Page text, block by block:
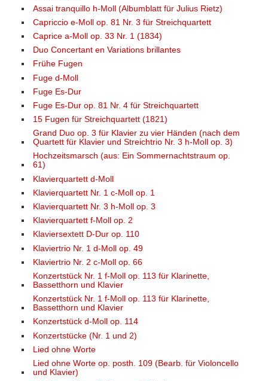
Assai tranquillo h-Moll (Albumblatt für Julius Rietz)
Capriccio e-Moll op. 81 Nr. 3 für Streichquartett
Caprice a-Moll op. 33 Nr. 1 (1834)
Duo Concertant en Variations brillantes
Frühe Fugen
Fuge d-Moll
Fuge Es-Dur
Fuge Es-Dur op. 81 Nr. 4 für Streichquartett
15 Fugen für Streichquartett (1821)
Grand Duo op. 3 für Klavier zu vier Händen (nach dem
Quartett für Klavier und Streichtrio Nr. 3 h-Moll op. 3)
Hochzeitsmarsch (aus: Ein Sommernachtstraum op.
61)
Klavierquartett d-Moll
Klavierquartett Nr. 1 c-Moll op. 1
Klavierquartett Nr. 3 h-Moll op. 3
Klavierquartett f-Moll op. 2
Klaviersextett D-Dur op. 110
Klaviertrio Nr. 1 d-Moll op. 49
Klaviertrio Nr. 2 c-Moll op. 66
Konzertstück Nr. 1 f-Moll op. 113 für Klarinette,
Bassetthorn und Klavier
Konzertstück Nr. 1 f-Moll op. 113 für Klarinette,
Bassetthorn und Klavier
Konzertstück d-Moll op. 114
Konzertstücke (Nr. 1 und 2)
Lied ohne Worte
Lied ohne Worte op. posth. 109 (Bearb. für Violoncello
und Klavier)